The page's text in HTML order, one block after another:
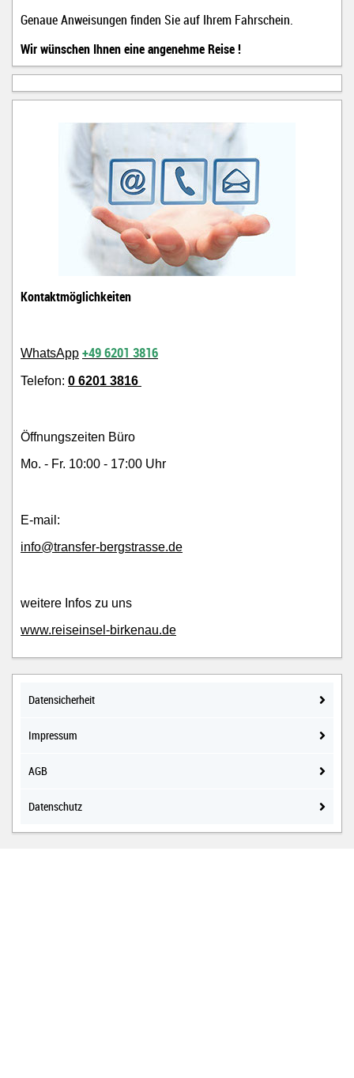
Genaue Anweisungen finden Sie auf Ihrem Fahrschein.
Wir wünschen Ihnen eine angenehme Reise !
Kontaktmöglichkeiten
WhatsApp +49 6201 3816
Telefon: 0 6201 3816
Öffnungszeiten Büro
Mo. - Fr. 10:00 - 17:00 Uhr
E-mail:
info@transfer-bergstrasse.de
weitere Infos zu uns
www.reiseinsel-birkenau.de
Datensicherheit
Impressum
AGB
Datenschutz